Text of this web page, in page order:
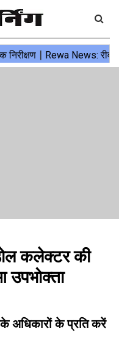
कलेक्टर की
उपभोक्ता
अधिकारों के प्रति करें